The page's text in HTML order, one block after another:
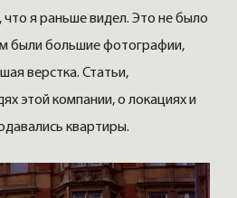
я раньше видел. Это не было
были большие фотографии,
верстка. Статьи,
этой компании, о локациях и
квартиры.